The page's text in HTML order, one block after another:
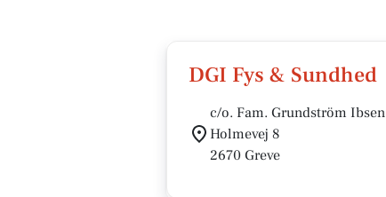
DGI Fys & Sundhed
c/o. Fam. Grundström Ibsen
Holmevej 8
2670 Greve